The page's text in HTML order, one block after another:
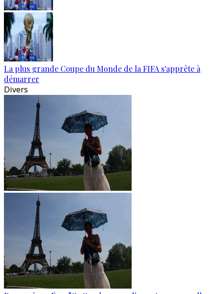
La plus grande Coupe du Monde de la FIFA s'apprête à
démarrer
Divers